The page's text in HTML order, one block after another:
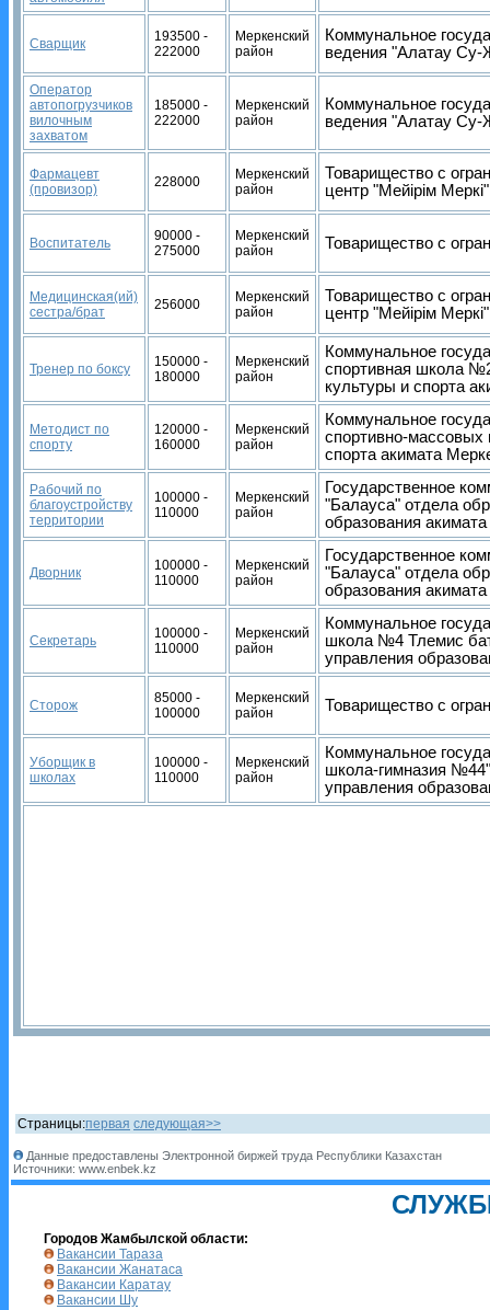
Сварщик
193500 -
222000
Меркенский
район
Коммунальное
ведения "Алатау
Оператор
автопогрузчиков
вилочным
захватом
185000 -
222000
Меркенский
район
Коммунальное
ведения "Алатау
Фармацевт
(провизор)
228000
Меркенский
район
Товарищество с
центр "Мейірім Меркі"
Воспитатель
90000 -
275000
Меркенский
район
Товарищество с
Медицинская(ий)
сестра/брат
256000
Меркенский
район
Товарищество с
центр "Мейірім Меркі"
Тренер по боксу
150000 -
180000
Меркенский
район
Коммунальное
спортивная школа
культуры и спорта
Методист по
спорту
120000 -
160000
Меркенский
район
Коммунальное
спортивно-массовых
спорта акимата
Рабочий по
благоустройству
территории
100000 -
110000
Меркенский
район
Государственное
"Балауса" отдела
образования
Дворник
100000 -
110000
Меркенский
район
Государственное
"Балауса" отдела
образования
Секретарь
100000 -
110000
Меркенский
район
Коммунальное
школа №4 Тлемис
управления
Сторож
85000 -
100000
Меркенский
район
Товарищество с
Уборщик в
школах
100000 -
110000
Меркенский
район
Коммунальное
школа-гимназия
управления
Страницы:первая следующая>>
Данные предоставлены Электронной биржей труда Республики Казахстан
Источники: www.enbek.kz
Городов Жамбылской области:
Вакансии Тараза
Вакансии Жанатаса
Вакансии Каратау
Вакансии Шу